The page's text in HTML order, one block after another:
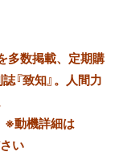
多数掲載、定期購
『致知』。人間力
※動機詳細は
い